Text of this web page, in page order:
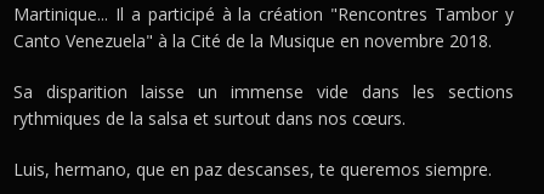
Martinique... Il a participé à la création "Rencontres Tambor y
Canto Venezuela" à la Cité de la Musique en novembre 2018.
Sa disparition laisse un immense vide dans les sections
rythmiques de la salsa et surtout dans nos cœurs.
Luis, hermano, que en paz descanses, te queremos siempre.